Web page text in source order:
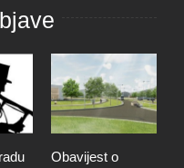
Obavijest o